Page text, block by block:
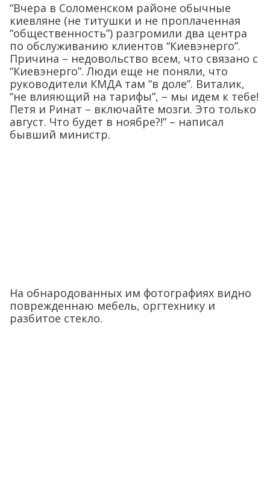
“Вчера в Соломенском районе обычные
киевляне (не титушки и не проплаченная
“общественность”) разгромили два центра
по обслуживанию клиентов “Киевэнерго”.
Причина – недовольство всем, что связано с
“Киевэнерго”. Люди еще не поняли, что
руководители КМДА там “в доле”. Виталик,
“не влияющий на тарифы”, – мы идем к тебе!
Петя и Ринат – включайте мозги. Это только
август. Что будет в ноябре?!” – написал
бывший министр.
На обнародованных им фотографиях видно
поврежденнаю мебель, оргтехнику и
разбитое стекло.